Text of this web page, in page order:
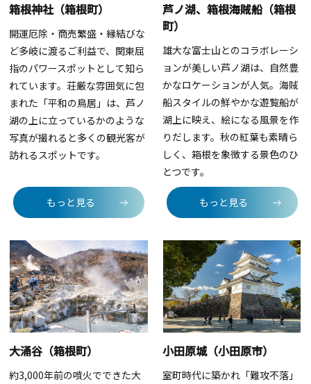
箱根神社（箱根町）
開運厄除・商売繁盛・縁結びな
ど多岐に渡るご利益で、関東屈
指のパワースポットとして知ら
れています。荘厳な雰囲気に包
まれた「平和の鳥居」は、芦ノ
湖の上に立っているかのような
写真が撮れると多くの観光客が
訪れるスポットです。
もっと見る
芦ノ湖、箱根海賊船（箱根
町）
雄大な富士山とのコラボレーシ
ョンが美しい芦ノ湖は、自然豊
かなロケーションが人気。海賊
船スタイルの鮮やかな遊覧船が
湖上に映え、絵になる風景を作
りだします。秋の紅葉も素晴ら
しく、箱根を象徴する景色のひ
とつです。
もっと見る
大涌谷（箱根町）
約3,000年前の噴火でできた大
小田原城（小田原市）
室町時代に築かれ「難攻不落」